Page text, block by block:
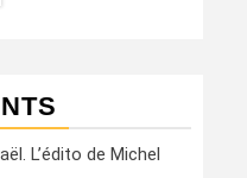
L’édito de Michel